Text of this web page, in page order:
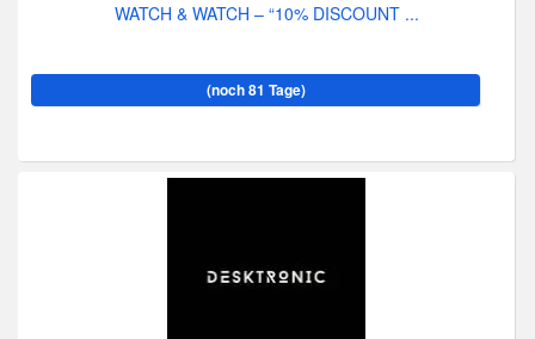
WATCH & WATCH – “10% DISCOUNT ...
(noch 81 Tage)